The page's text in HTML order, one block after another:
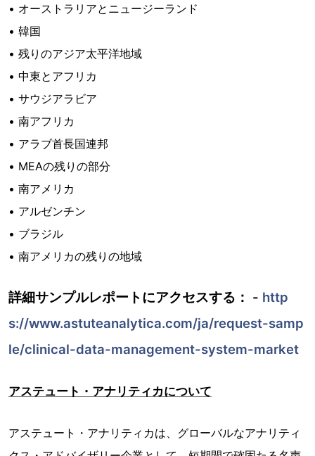
• オーストラリアとニュージーランド
• 韓国
• 残りのアジア太平洋地域
• 中東とアフリカ
• サウジアラビア
• 南アフリカ
• アラブ首長国連邦
• MEAの残りの部分
• 南アメリカ
• アルゼンチン
• ブラジル
• 南アメリカの残りの地域
詳細サンプルレポートにアクセスする： - http
s://www.astuteanalytica.com/ja/request-samp
le/clinical-data-management-system-market
アステュート・アナリティカについて
アステュート・アナリティカは、グローバルなアナリティ